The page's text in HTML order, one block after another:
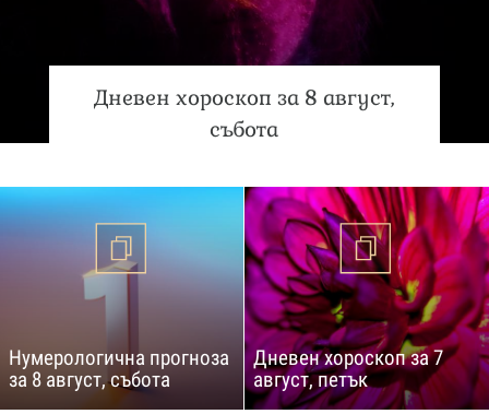
Дневен хороскоп за 8 август,
събота
Нумерологична прогноза
за 8 август, събота
Дневен хороскоп за 7
август, петък